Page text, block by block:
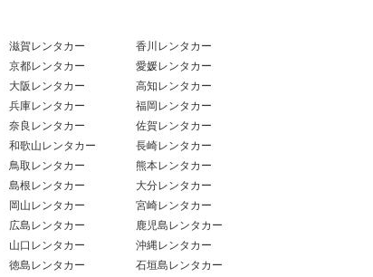
滋賀レンタカー
京都レンタカー
大阪レンタカー
兵庫レンタカー
奈良レンタカー
和歌山レンタカー
鳥取レンタカー
島根レンタカー
岡山レンタカー
広島レンタカー
山口レンタカー
徳島レンタカー
香川レンタカー
愛媛レンタカー
高知レンタカー
福岡レンタカー
佐賀レンタカー
長崎レンタカー
熊本レンタカー
大分レンタカー
宮崎レンタカー
鹿児島レンタカー
沖縄レンタカー
石垣島レンタカー